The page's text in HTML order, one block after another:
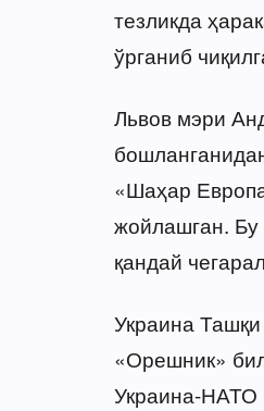
тезликда
ўрганиб
Львов мэри
«Шаҳар
жойлашган. Бу
қандай
Украина
«Орешник»
Украина-НАТО